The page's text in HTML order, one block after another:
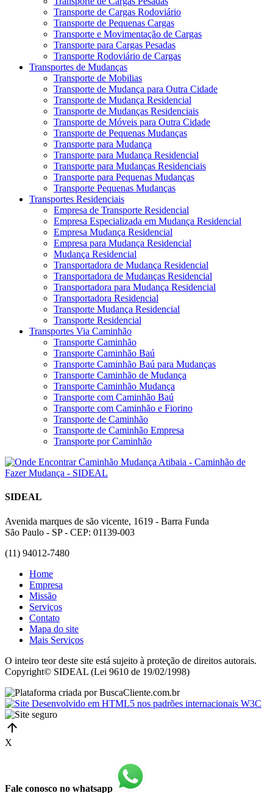
Transporte de Cargas Rodoviário
Transporte de Pequenas Cargas
Transporte e Movimentação de Cargas
Transporte para Cargas Pesadas
Transporte Rodoviário de Cargas
Transportes de Mudanças
Transporte de Mobilias
Transporte de Mudança para Outra Cidade
Transporte de Mudança Residencial
Transporte de Mudanças Residenciais
Transporte de Móveis para Outra Cidade
Transporte de Pequenas Mudanças
Transporte para Mudança
Transporte para Mudança Residencial
Transporte para Mudanças Residenciais
Transporte para Pequenas Mudanças
Transporte Pequenas Mudanças
Transportes Residenciais
Empresa de Transporte Residencial
Empresa Especializada em Mudança Residencial
Empresa Mudança Residencial
Empresa para Mudança Residencial
Mudança Residencial
Transportadora de Mudança Residencial
Transportadora de Mudanças Residencial
Transportadora para Mudança Residencial
Transportadora Residencial
Transporte Mudança Residencial
Transporte Residencial
Transportes Via Caminhão
Transporte Caminhão
Transporte Caminhão Baú
Transporte Caminhão Baú para Mudanças
Transporte Caminhão de Mudança
Transporte Caminhão Mudança
Transporte com Caminhão Baú
Transporte com Caminhão e Fiorino
Transporte de Caminhão
Transporte de Caminhão Empresa
Transporte por Caminhão
SIDEAL
Avenida marques de são vicente, 1619 - Barra Funda
São Paulo - SP - CEP: 01139-003
(11) 94012-7480
Home
Empresa
Missão
Serviços
Contato
Mapa do site
Mais Serviços
O inteiro teor deste site está sujeito à proteção de direitos autorais.
Copyright© SIDEAL (Lei 9610 de 19/02/1998)
X
Fale conosco no whatsapp